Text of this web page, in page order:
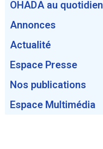
OHADA au quotidien
Annonces
Actualité
Espace Presse​
Nos publications
Espace Multimédia